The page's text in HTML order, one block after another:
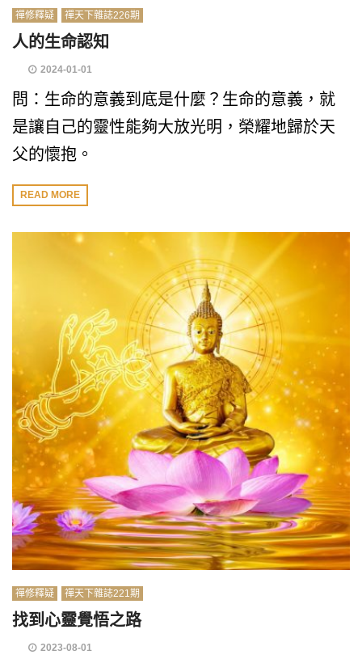
禪修釋疑 禪天下雜誌226期
人的生命認知
2024-01-01
問：生命的意義到底是什麼？生命的意義，就
是讓自己的靈性能夠大放光明，榮耀地歸於天
父的懷抱。
READ MORE
禪修釋疑 禪天下雜誌221期
找到心靈覺悟之路
2023-08-01